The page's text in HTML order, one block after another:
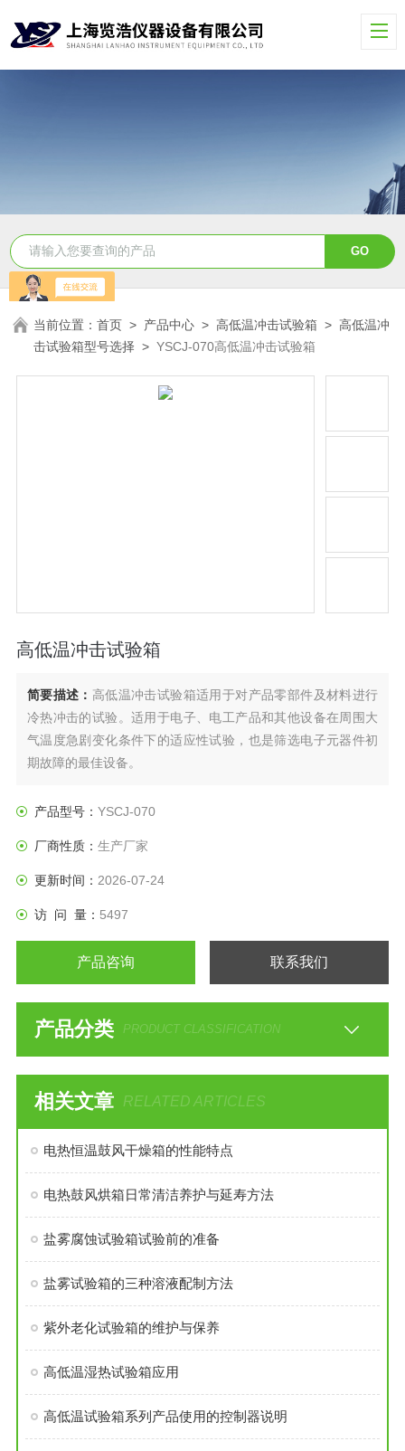
当前位置：首页 > 产品中心 >高低温冲击试验箱 >高低温冲
击试验箱型号选择 >YSCJ-070高低温冲击试验箱
高低温冲击试验箱
简要描述： 高低温冲击试验箱适用于对产品零部件及材料进行
冷热冲击的试验。适用于电子、电工产品和其他设备在周围大
气温度急剧变化条件下的适应性试验，也是筛选电子元器件初
期故障的最佳设备。
产品型号： YSCJ-070
厂商性质： 生产厂家
更新时间： 2026-07-24
访 问 量： 5497
产品咨询 联系我们
产品分类 PRODUCT CLASSIFICATION
相关文章 RELATED ARTICLES
电热恒温鼓风干燥箱的性能特点
电热鼓风烘箱日常清洁养护与延寿方法
盐雾腐蚀试验箱试验前的准备
盐雾试验箱的三种溶液配制方法
紫外老化试验箱的维护与保养
高低温湿热试验箱应用
高低温试验箱系列产品使用的控制器说明